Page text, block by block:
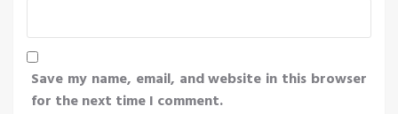
Save my name, email, and website in this browser
for the next time I comment.